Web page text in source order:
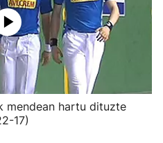
mendean hartu dituzte
17)